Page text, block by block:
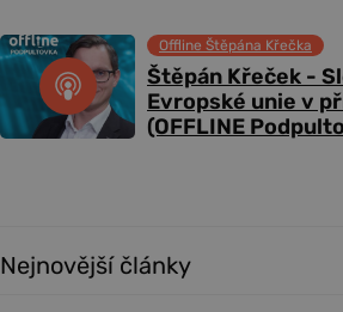
Štěpán Křeček -
Evropské unie v
(OFFLINE
Offline Štěpána Křečka
Nejnovější články